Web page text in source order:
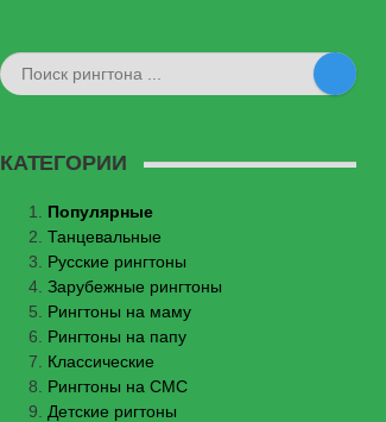
КАТЕГОРИИ
Популярные
Танцевальные
Русские рингтоны
Зарубежные рингтоны
Рингтоны на маму
Рингтоны на папу
Классические
Рингтоны на СМС
Детские ригтоны